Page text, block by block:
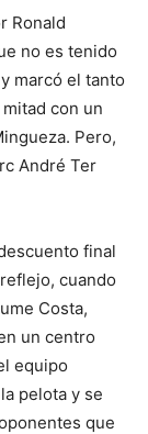
Ronald
no es tenido
marcó el tanto
con un
Pero,
André Ter
final
cuando
Costa,
un centro
equipo
pelota y se
que